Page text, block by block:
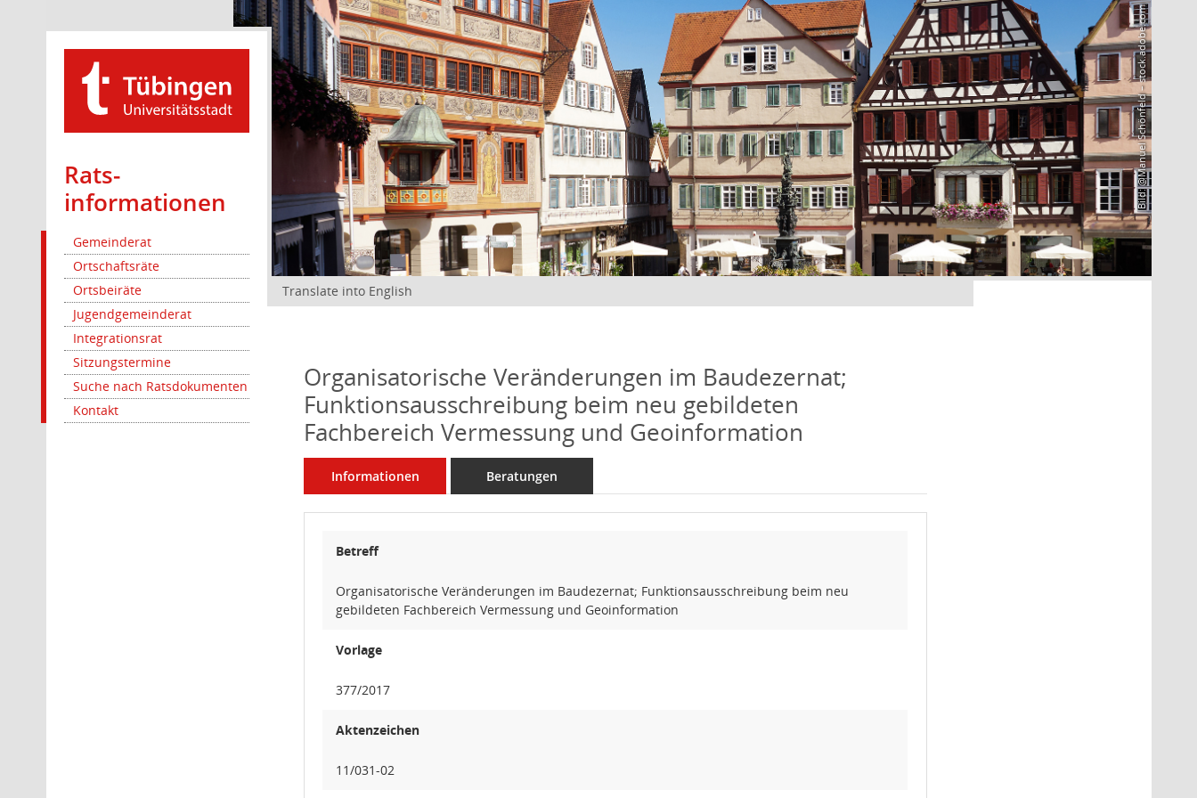
Rats­
informationen
Gemeinderat
Ortschaftsräte
Ortsbeiräte
Jugendgemeinderat
Integrationsrat
Sitzungstermine
Suche nach Ratsdokumenten
Kontakt
Bild: @Manuel Schönfeld – stock.adobe.com
Translate into English
Organisatorische Veränderungen im Baudezernat;
Funktionsausschreibung beim neu gebildeten
Fachbereich Vermessung und Geoinformation
Informationen Beratungen
Betreff
Organisatorische Veränderungen im Baudezernat; Funktionsausschreibung beim neu
gebildeten Fachbereich Vermessung und Geoinformation
Vorlage
377/2017
Aktenzeichen
11/031-02